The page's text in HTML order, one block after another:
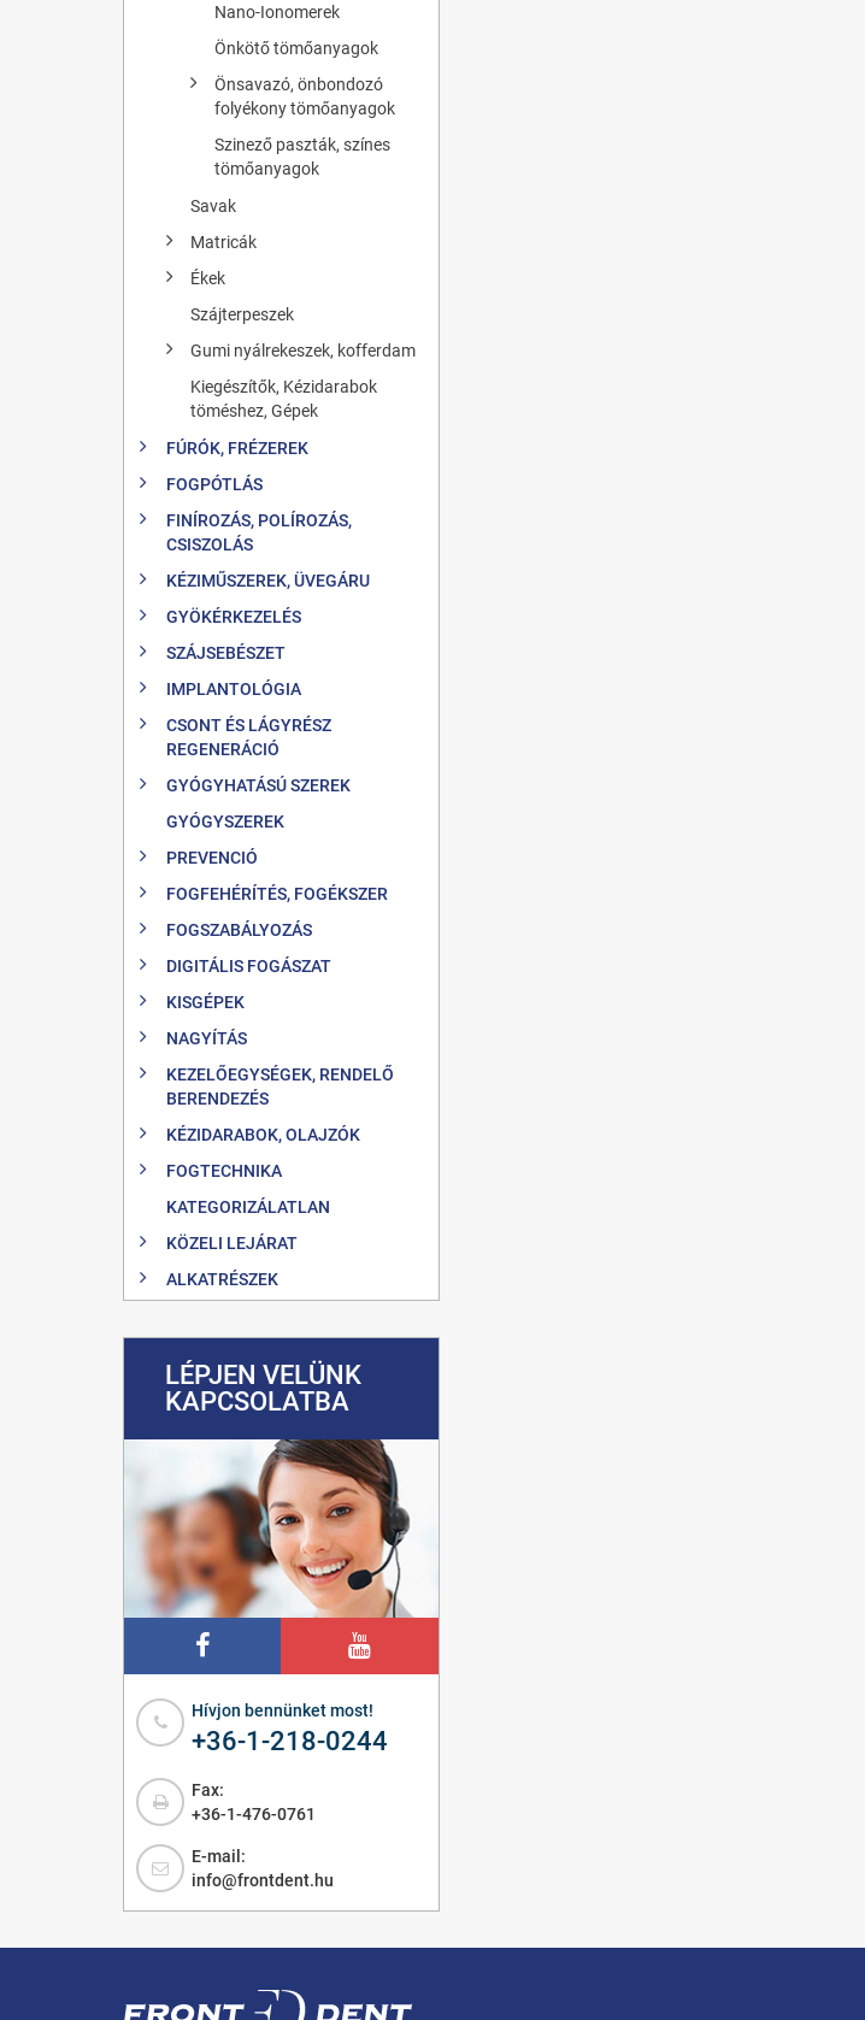
Nano-Ionomerek
Önkötő tömőanyagok
Önsavazó, önbondozó
folyékony tömőanyagok
Szinező paszták, színes
tömőanyagok
Savak
Matricák
Ékek
Szájterpeszek
Gumi nyálrekeszek, kofferdam
Kiegészítők, Kézidarabok
töméshez, Gépek
FÚRÓK, FRÉZEREK
FOGPÓTLÁS
FINÍROZÁS, POLÍROZÁS,
CSISZOLÁS
KÉZIMŰSZEREK, ÜVEGÁRU
GYÖKÉRKEZELÉS
SZÁJSEBÉSZET
IMPLANTOLÓGIA
CSONT ÉS LÁGYRÉSZ
REGENERÁCIÓ
GYÓGYHATÁSÚ SZEREK
GYÓGYSZEREK
PREVENCIÓ
FOGFEHÉRÍTÉS, FOGÉKSZER
FOGSZABÁLYOZÁS
DIGITÁLIS FOGÁSZAT
KISGÉPEK
NAGYÍTÁS
KEZELŐEGYSÉGEK, RENDELŐ
BERENDEZÉS
KÉZIDARABOK, OLAJZÓK
FOGTECHNIKA
KATEGORIZÁLATLAN
KÖZELI LEJÁRAT
ALKATRÉSZEK
LÉPJEN VELÜNK
KAPCSOLATBA
Hívjon bennünket most!
+36-1-218-0244
Fax:
+36-1-476-0761
E-mail:
info@frontdent.hu